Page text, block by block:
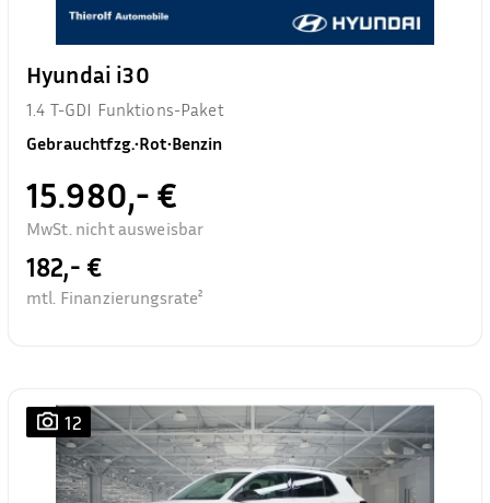
Hyundai i30
1.4 T-GDI Funktions-Paket
Gebrauchtfzg.•Rot•Benzin
15.980,- €
MwSt. nicht ausweisbar
182,- €
mtl. Finanzierungsrate²
12